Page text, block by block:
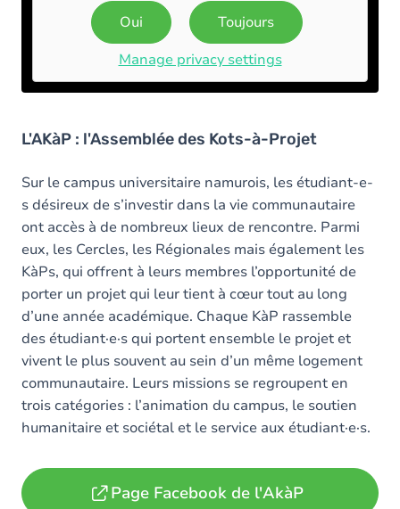
Oui
Toujours
Manage privacy settings
L'AKàP : l'Assemblée des Kots-à-Projet
Sur le campus universitaire namurois, les étudiant-e-
s désireux de s’investir dans la vie communautaire
ont accès à de nombreux lieux de rencontre. Parmi
eux, les Cercles, les Régionales mais également les
KàPs, qui offrent à leurs membres l’opportunité de
porter un projet qui leur tient à cœur tout au long
d’une année académique. Chaque KàP rassemble
des étudiant·e·s qui portent ensemble le projet et
vivent le plus souvent au sein d’un même logement
communautaire. Leurs missions se regroupent en
trois catégories : l’animation du campus, le soutien
humanitaire et sociétal et le service aux étudiant·e·s.
Page Facebook de l'AkàP